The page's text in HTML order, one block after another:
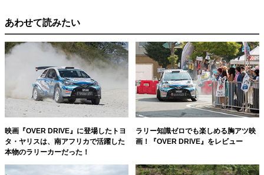
あわせて読みたい
映画『OVER DRIVE』に登場したトヨ
タ・ヤリスは、南アフリカで活躍した
本物のラリーカーだった！
ラリー知識ゼロでも楽しめる胸アツ映
画！『OVER DRIVE』をレビュー